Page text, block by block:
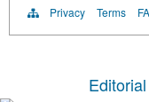
Privacy Terms